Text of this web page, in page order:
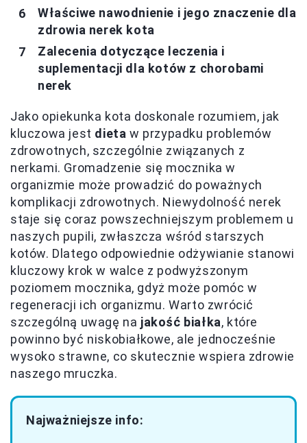
Właściwe nawodnienie i jego znaczenie dla
zdrowia nerek kota
Zalecenia dotyczące leczenia i
suplementacji dla kotów z chorobami
nerek
Jako opiekunka kota doskonale rozumiem, jak
kluczowa jest dieta w przypadku problemów
zdrowotnych, szczególnie związanych z
nerkami. Gromadzenie się mocznika w
organizmie może prowadzić do poważnych
komplikacji zdrowotnych. Niewydolność nerek
staje się coraz powszechniejszym problemem u
naszych pupili, zwłaszcza wśród starszych
kotów. Dlatego odpowiednie odżywianie stanowi
kluczowy krok w walce z podwyższonym
poziomem mocznika, gdyż może pomóc w
regeneracji ich organizmu. Warto zwrócić
szczególną uwagę na jakość białka, które
powinno być niskobiałkowe, ale jednocześnie
wysoko strawne, co skutecznie wspiera zdrowie
naszego mruczka.
Najważniejsze info: